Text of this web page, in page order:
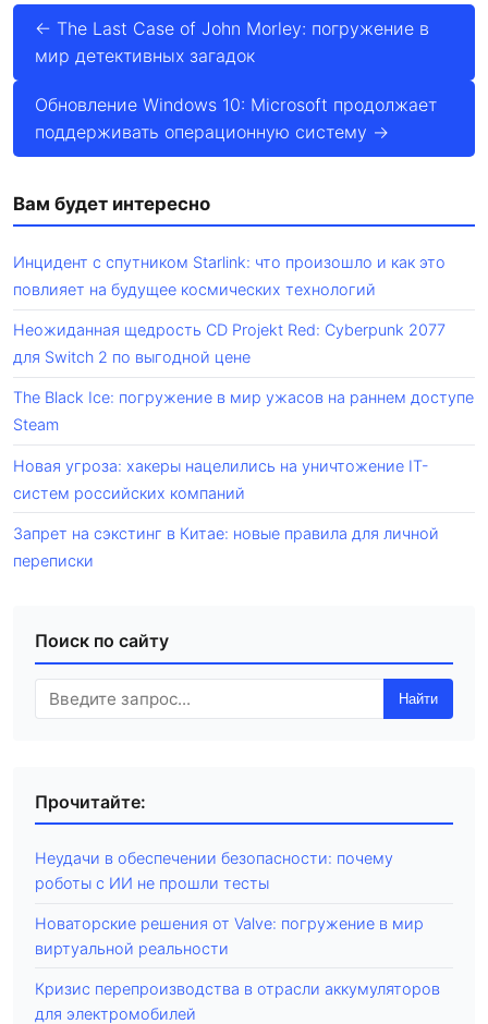
← The Last Case of John Morley: погружение в
мир детективных загадок
Обновление Windows 10: Microsoft продолжает
поддерживать операционную систему →
Вам будет интересно
Инцидент с спутником Starlink: что произошло и как это
повлияет на будущее космических технологий
Неожиданная щедрость CD Projekt Red: Cyberpunk 2077
для Switch 2 по выгодной цене
The Black Ice: погружение в мир ужасов на раннем доступе
Steam
Новая угроза: хакеры нацелились на уничтожение IT-
систем российских компаний
Запрет на сэкстинг в Китае: новые правила для личной
переписки
Поиск по сайту
Найти
Прочитайте:
Неудачи в обеспечении безопасности: почему
роботы с ИИ не прошли тесты
Новаторские решения от Valve: погружение в мир
виртуальной реальности
Кризис перепроизводства в отрасли аккумуляторов
для электромобилей